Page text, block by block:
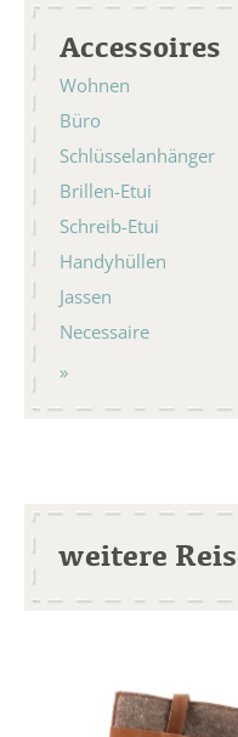
Accessoires
Wohnen
Büro
Schlüsselanhänger
Brillen-Etui
Schreib-Etui
Handyhüllen
Jassen
Necessaire
weitere